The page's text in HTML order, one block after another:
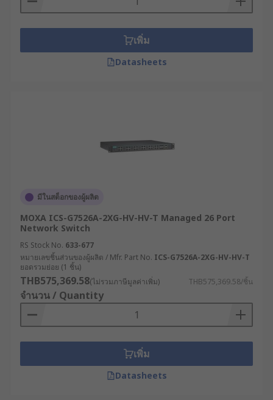
เพิ่ม
Datasheets
มีในสต็อกของผู้ผลิต
MOXA ICS-G7526A-2XG-HV-HV-T Managed 26 Port
Network Switch
RS Stock No. 633-677
หมายเลขชิ้นส่วนของผู้ผลิต / Mfr. Part No. ICS-G7526A-2XG-HV-HV-T
ยอดรวมย่อย (1 ชิ้น)
THB575,369.58(ไม่รวมภาษีมูลค่าเพิ่ม) THB575,369.58/ชิ้น
จำนวน / Quantity
เพิ่ม
Datasheets